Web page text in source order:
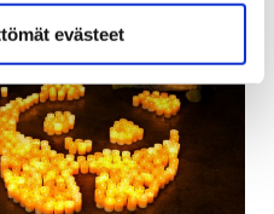
evästeet